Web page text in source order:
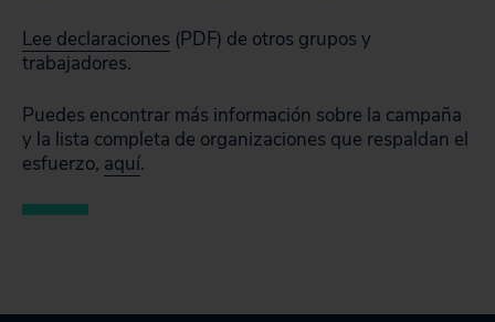
Lee declaraciones (PDF) de otros grupos y
trabajadores.
Puedes encontrar más información sobre la campaña
y la lista completa de organizaciones que respaldan el
esfuerzo, aquí.